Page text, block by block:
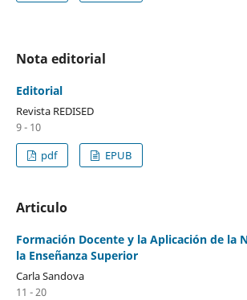
Nota editorial
Editorial
Revista REDISED
9 - 10
pdf
EPUB
Articulo
Formación Docente y la Aplicación de la
la Enseñanza Superior
Carla Sandova
11 - 20